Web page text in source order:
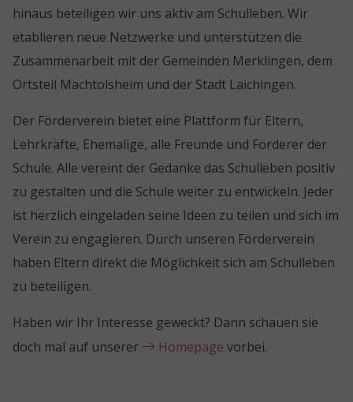
hinaus beteiligen wir uns aktiv am Schulleben. Wir
etablieren neue Netzwerke und unterstützen die
Zusammenarbeit mit der Gemeinden Merklingen, dem
Ortsteil Machtolsheim und der Stadt Laichingen.
Der Förderverein bietet eine Plattform für Eltern,
Lehrkräfte, Ehemalige, alle Freunde und Förderer der
Schule. Alle vereint der Gedanke das Schulleben positiv
zu gestalten und die Schule weiter zu entwickeln. Jeder
ist herzlich eingeladen seine Ideen zu teilen und sich im
Verein zu engagieren. Durch unseren Förderverein
haben Eltern direkt die Möglichkeit sich am Schulleben
zu beteiligen.
Haben wir Ihr Interesse geweckt? Dann schauen sie
doch mal auf unserer
Homepage vorbei.